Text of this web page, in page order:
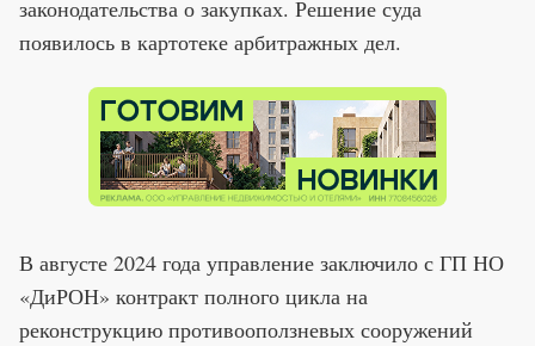
законодательства о закупках. Решение суда
появилось в картотеке арбитражных дел.
В августе 2024 года управление заключило с ГП НО
«ДиРОН» контракт полного цикла на
реконструкцию противооползневых сооружений